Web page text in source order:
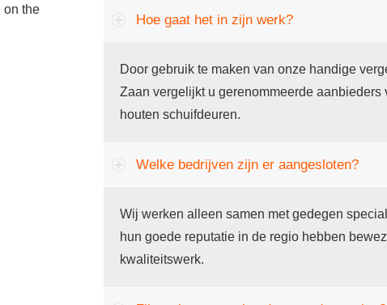
on the
Hoe gaat het in zijn werk?
Door gebruik te maken van onze handige
Zaan vergelijkt u gerenommeerde aanbieders
houten schuifdeuren.
Welke bedrijven zijn er aangesloten?
Wij werken alleen samen met gedegen
hun goede reputatie in de regio hebben
kwaliteitswerk.